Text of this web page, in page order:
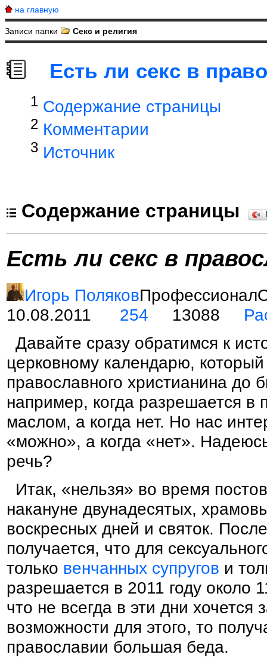
на главную
Записи папки Секс и религия
Есть ли секс в
1 Содержание страницы
2 Комментарии
3 Источник
Содержание страницы
Есть ли секс в
Игорь Поляков
10.08.2011 254 13088
Давайте сразу обратимся к
церковному календарю,
православного христианина до
например, когда разрешается в
маслом, а когда нет. Но нас
«можно», а когда «нет».
речь?
Итак, «нельзя» во время
накануне двунадесятых,
воскресных дней и святок.
получается, что для
только венчанных супругов и
разрешается в 2011 году около
что не всегда в эти дни хочется
возможности для этого, то
православии большая беда.